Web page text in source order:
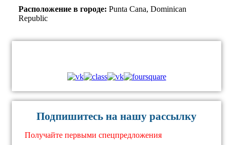
Расположение в городе: Punta Cana, Dominican
Republic
Подпишитесь на нашу рассылку
Получайте первыми спецпредложения